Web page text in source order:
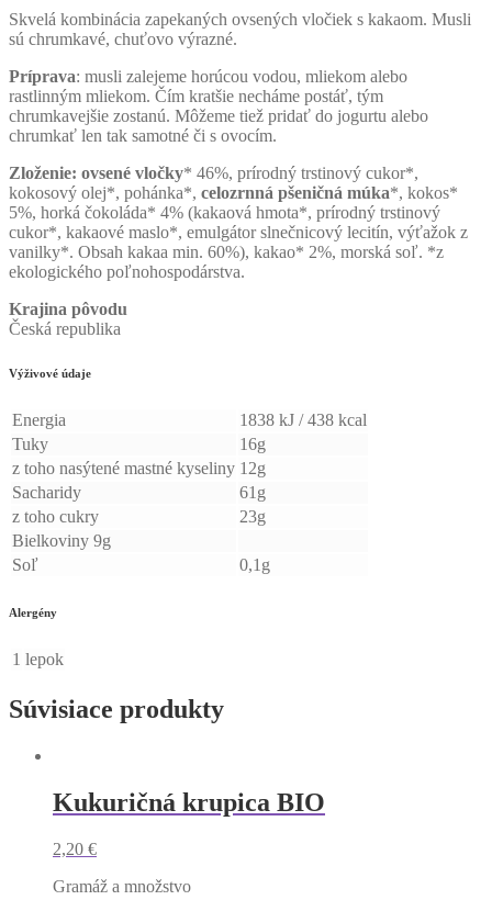
Skvelá kombinácia zapekaných ovsených vločiek s kakaom. Musli
sú chrumkavé, chuťovo výrazné.
Príprava: musli zalejeme horúcou vodou, mliekom alebo
rastlinným mliekom. Čím kratšie necháme postáť, tým
chrumkavejšie zostanú. Môžeme tiež pridať do jogurtu alebo
chrumkať len tak samotné či s ovocím.
Zloženie: ovsené vločky* 46%, prírodný trstinový cukor*,
kokosový olej*, pohánka*, celozrnná pšeničná múka*, kokos*
5%, horká čokoláda* 4% (kakaová hmota*, prírodný trstinový
cukor*, kakaové maslo*, emulgátor slnečnicový lecitín, výťažok z
vanilky*. Obsah kakaa min. 60%), kakao* 2%, morská soľ. *z
ekologického poľnohospodárstva.
Krajina pôvodu
Česká republika
Výživové údaje
Energia
1838 kJ / 438 kcal
Tuky
16g
z toho nasýtené mastné kyseliny 12g
Sacharidy
61g
z toho cukry
23g
Bielkoviny 9g
Soľ
0,1g
Alergény
1 lepok
Súvisiace produkty
Kukuričná krupica BIO
2,20 €
Gramáž a množstvo